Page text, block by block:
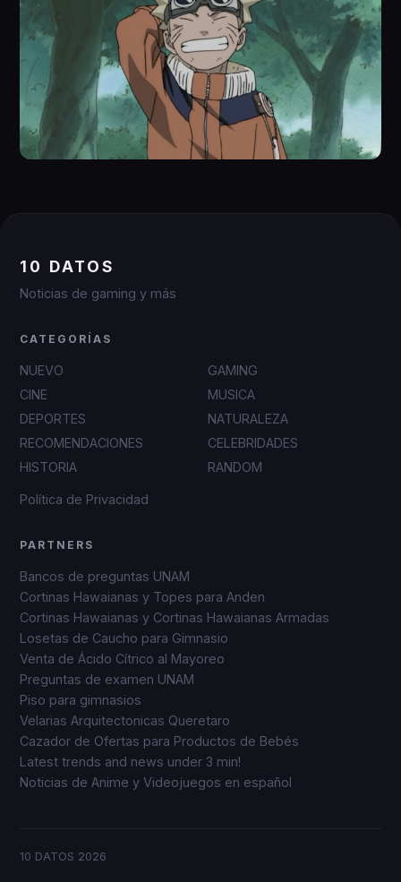
10 DATOS
Noticias de gaming y más
CATEGORÍAS
NUEVO
GAMING
CINE
MUSICA
DEPORTES
NATURALEZA
RECOMENDACIONES
CELEBRIDADES
HISTORIA
RANDOM
Política de Privacidad
PARTNERS
Bancos de preguntas UNAM
Cortinas Hawaianas y Topes para Anden
Cortinas Hawaianas y Cortinas Hawaianas Armadas
Losetas de Caucho para Gimnasio
Venta de Ácido Cítrico al Mayoreo
Preguntas de examen UNAM
Piso para gimnasios
Velarias Arquitectonicas Queretaro
Cazador de Ofertas para Productos de Bebés
Latest trends and news under 3 min!
Noticias de Anime y Videojuegos en español
10 DATOS 2026